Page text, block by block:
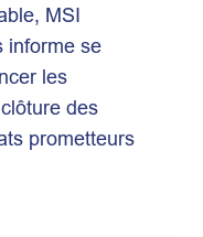
MSI
informe se
les
des
prometteurs